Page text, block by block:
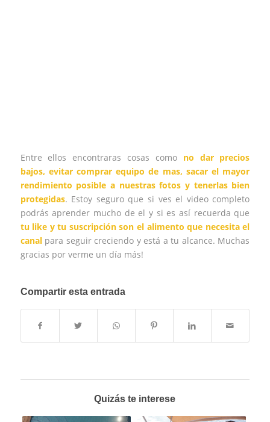
Entre ellos encontraras cosas como no dar precios
bajos, evitar comprar equipo de mas, sacar el mayor
rendimiento posible a nuestras fotos y tenerlas bien
protegidas. Estoy seguro que si ves el video completo
podrás aprender mucho de el y si es así recuerda que
tu like y tu suscripción son el alimento que necesita el
canalpara seguir creciendo y está a tu alcance. Muchas
gracias por verme un día más!
Compartir esta entrada
Quizás te interese